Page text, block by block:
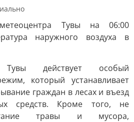
Тувы на 06:00
наружного воздуха в
действует особый
который устанавливает
граждан в лесах и въезд
средств. Кроме того, не
травы и мусора,